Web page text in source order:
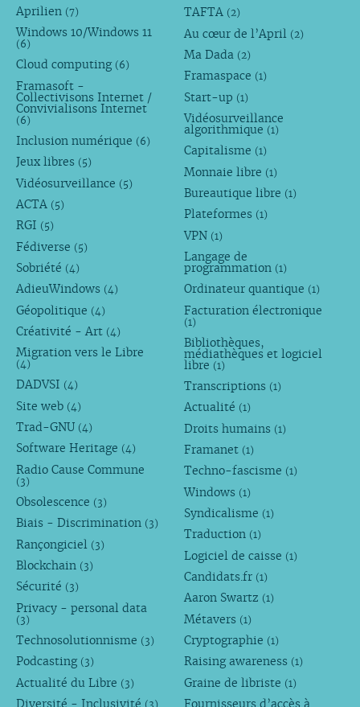
Aprilien (7)
Windows 10/Windows 11
(6)
Cloud computing (6)
Framasoft -
Collectivisons Internet /
Convivialisons Internet
(6)
Inclusion numérique (6)
Jeux libres (5)
Vidéosurveillance (5)
ACTA (5)
RGI (5)
Fédiverse (5)
Sobriété (4)
AdieuWindows (4)
Géopolitique (4)
Créativité - Art (4)
Migration vers le Libre
(4)
DADVSI (4)
Site web (4)
Trad-GNU (4)
Software Heritage (4)
Radio Cause Commune
(3)
Obsolescence (3)
Biais - Discrimination (3)
Rançongiciel (3)
Blockchain (3)
Sécurité (3)
Privacy - personal data
(3)
Technosolutionnisme (3)
Podcasting (3)
Actualité du Libre (3)
Diversité - Inclusivité (3)
TAFTA (2)
Au cœur de l’April (2)
Ma Dada (2)
Framaspace (1)
Start-up (1)
Vidéosurveillance
algorithmique (1)
Capitalisme (1)
Monnaie libre (1)
Bureautique libre (1)
Plateformes (1)
VPN (1)
Langage de
programmation (1)
Ordinateur quantique (1)
Facturation électronique
(1)
Bibliothèques,
médiathèques et logiciel
libre (1)
Transcriptions (1)
Actualité (1)
Droits humains (1)
Framanet (1)
Techno-fascisme (1)
Windows (1)
Syndicalisme (1)
Traduction (1)
Logiciel de caisse (1)
Candidats.fr (1)
Aaron Swartz (1)
Métavers (1)
Cryptographie (1)
Raising awareness (1)
Graine de libriste (1)
Fournisseurs d’accès à